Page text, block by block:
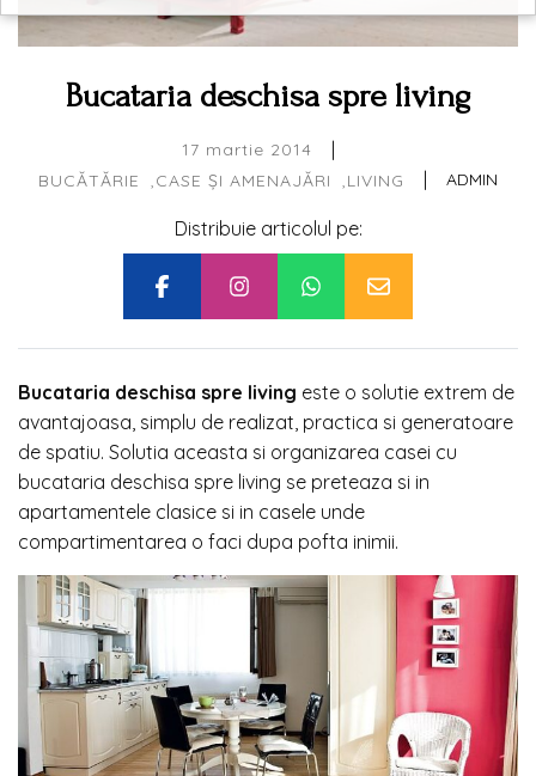
Bucataria deschisa spre living
17 martie 2014 |
BUCĂTĂRIE CASE ȘI AMENAJĂRI LIVING | ADMIN
Distribuie articolul pe:
Bucataria deschisa spre living este o solutie extrem de
avantajoasa, simplu de realizat, practica si generatoare
de spatiu. Solutia aceasta si organizarea casei cu
bucataria deschisa spre living se preteaza si in
apartamentele clasice si in casele unde
compartimentarea o faci dupa pofta inimii.